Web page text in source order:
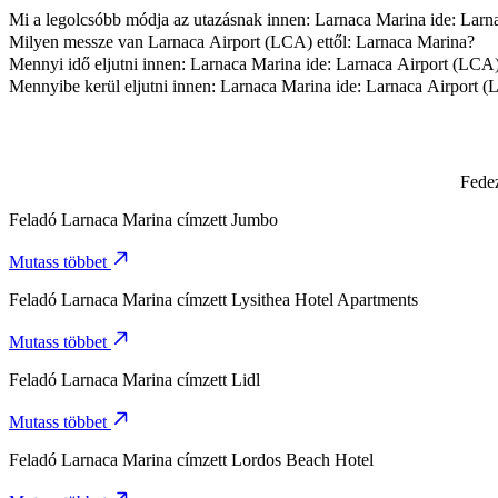
Mi a legolcsóbb módja az utazásnak innen: Larnaca Marina ide:
A legmegfizethetőbb módja az utazásnak innen: Larnaca Marina
Milyen messze van Larnaca Airport (LCA) ettől: Larnaca Marina?
Larnaca Airport (LCA) körülbelül 8,9 km távolságra van Larnaca
Mennyi idő eljutni innen: Larnaca Marina ide: Larnaca Airport
Körülbelül 12 p időt vesz igénybe eljutni innen: Larnaca Marina ide:
Mennyibe kerül eljutni innen: Larnaca Marina ide: Larnaca Airport
Feladó Larnaca Marina címzett Jumbo
Mutass többet
Feladó Larnaca Marina címzett Lysithea Hotel Apartments
Mutass többet
Feladó Larnaca Marina címzett Lidl
Mutass többet
Feladó Larnaca Marina címzett Lordos Beach Hotel